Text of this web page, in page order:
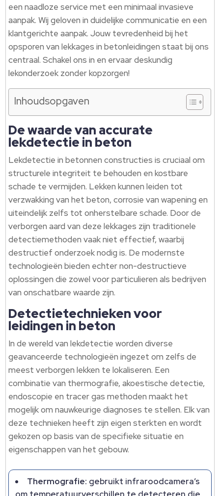
een naadloze service met een minimaal invasieve
aanpak. Wij geloven in duidelijke communicatie en een
klantgerichte aanpak. Jouw tevredenheid bij het
opsporen van lekkages in betonleidingen staat bij ons
centraal. Schakel ons in en ervaar deskundig
lekonderzoek zonder kopzorgen!
Inhoudsopgaven
De waarde van accurate
lekdetectie in beton
Lekdetectie in betonnen constructies is cruciaal om
structurele integriteit te behouden en kostbare
schade te vermijden. Lekken kunnen leiden tot
verzwakking van het beton, corrosie van wapening en
uiteindelijk zelfs tot onherstelbare schade. Door de
verborgen aard van deze lekkages zijn traditionele
detectiemethoden vaak niet effectief, waarbij
destructief onderzoek nodig is. De modernste
technologieën bieden echter non-destructieve
oplossingen die zowel voor particulieren als bedrijven
van onschatbare waarde zijn.
Detectietechnieken voor
leidingen in beton
In de wereld van lekdetectie worden diverse
geavanceerde technologieën ingezet om zelfs de
meest verborgen lekken te lokaliseren. Een
combinatie van thermografie, akoestische detectie,
endoscopie en tracer gas methoden maakt het
mogelijk om nauwkeurige diagnoses te stellen. Elk van
deze technieken heeft zijn eigen sterkten en wordt
gekozen op basis van de specifieke situatie en
eigenschappen van het gebouw.
Thermografie: gebruikt infraroodcamera’s